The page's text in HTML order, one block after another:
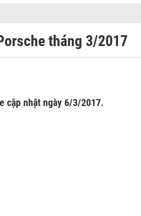
tháng 3/2017
cập nhật ngày 6/3/2017.